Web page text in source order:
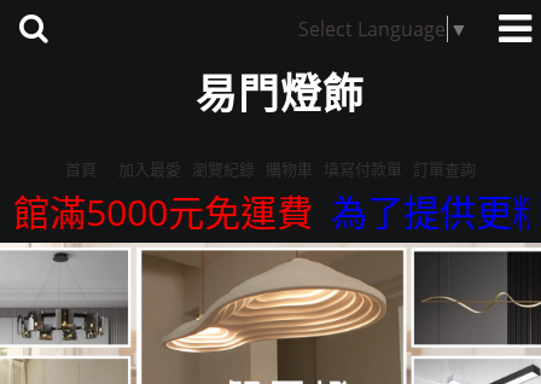
Select Language ▼
易門燈飾
首頁 加入最愛 瀏覽紀錄 購物車 填寫付款單 訂單查詢
滿5000元免運費 為了提供更精